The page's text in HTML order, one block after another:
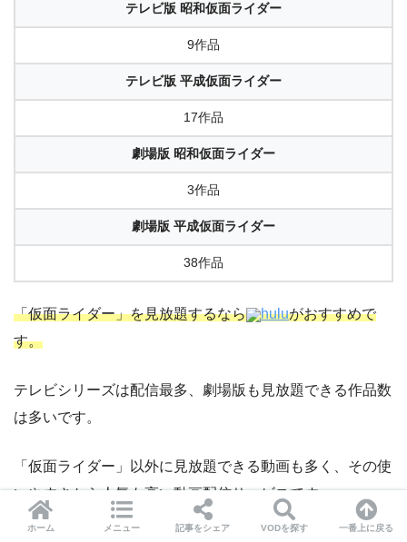
テレビ版 昭和仮面ライダー
9作品
テレビ版 平成仮面ライダー
17作品
劇場版 昭和仮面ライダー
3作品
劇場版 平成仮面ライダー
38作品
「仮面ライダー」を見放題するなら huluがおすすめで
す。
テレビシリーズは配信最多、劇場版も見放題できる作品数
は多いです。
「仮面ライダー」以外に見放題できる動画も多く、その使
いやすさから人気も高い動画配信サービスです。
ホーム メニュー 記事をシェア VODを探す 一番上に戻る